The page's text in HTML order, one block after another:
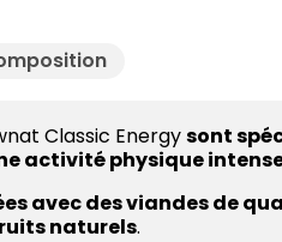
Classic Energysont
activité physique
avec des viandes de
naturels.